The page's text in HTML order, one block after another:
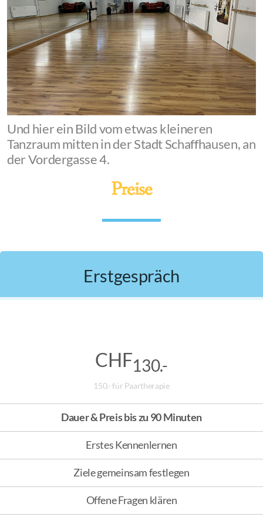
Und hier ein Bild vom etwas kleineren
Tanzraum mitten in der Stadt Schaffhausen, an
der Vordergasse 4.
Preise
Erstgespräch
CHF130.-
150.- für Paartherapie
Dauer & Preis bis zu 90 Minuten
Erstes Kennenlernen
Ziele gemeinsam festlegen
Offene Fragen klären